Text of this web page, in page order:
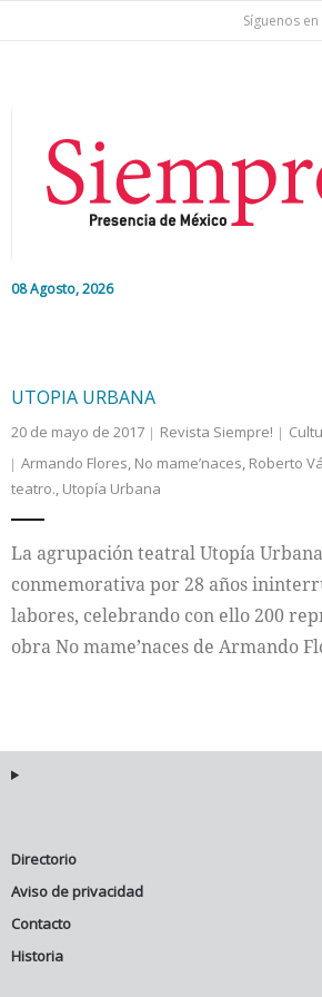
Síguenos
08 Agosto, 2026
Nacional
Colaboradores
Internacional
UTOPIA URBANA
20 de mayo de 2017 Revista Siempre!
Armando Flores, No mame’naces, Roberto
teatro., Utopía Urbana
La agrupación teatral Utopía
conmemorativa por 28 años
labores, celebrando con ello 200
obra No mame’naces de Armando
Directorio
Aviso de privacidad
Contacto
Historia